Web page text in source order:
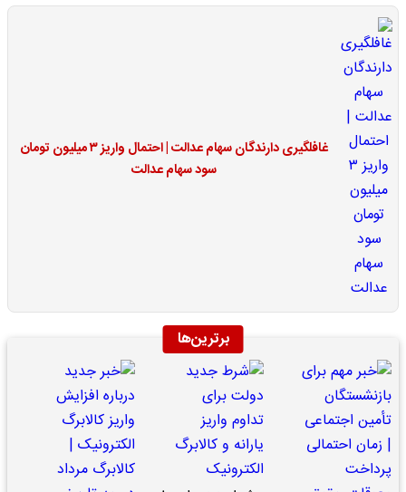
غافلگیری دارندگان سهام عدالت | احتمال واریز ۳ میلیون تومان
سود سهام عدالت
برترین‌ها